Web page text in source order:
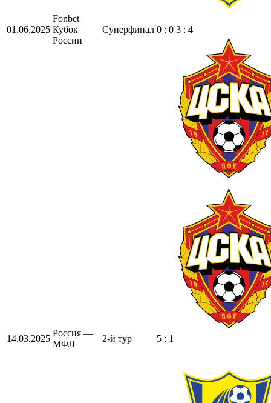
01.06.2025
Fonbet
Кубок
России
Суперфинал 0 : 0 3 : 4
14.03.2025
Россия —
МФЛ
2-й тур 5 : 1